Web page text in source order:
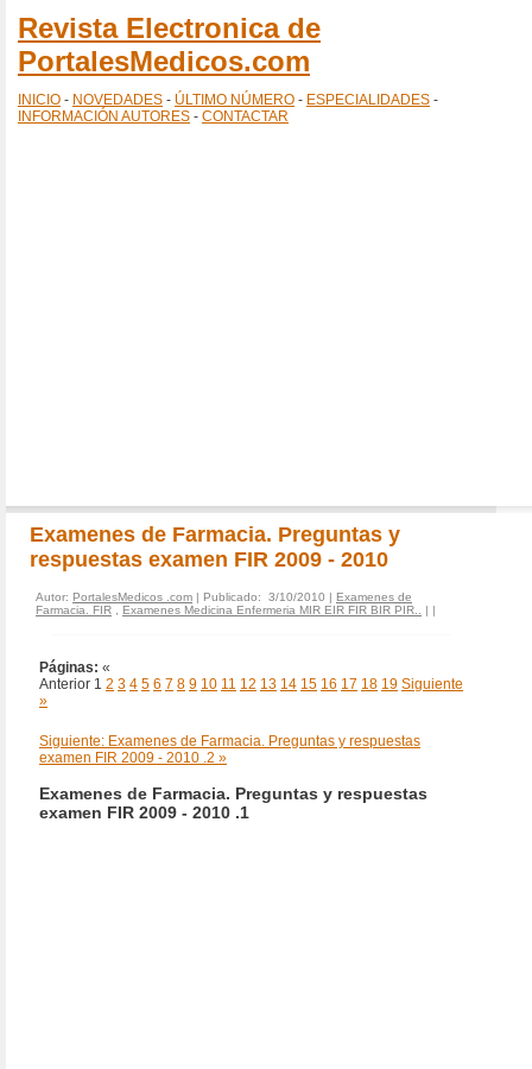
Revista Electronica de
PortalesMedicos.com
INICIO - NOVEDADES - ÚLTIMO NÚMERO - ESPECIALIDADES -
INFORMACIÓN AUTORES - CONTACTAR
Examenes de Farmacia. Preguntas y
respuestas examen FIR 2009 - 2010
Autor: PortalesMedicos .com | Publicado: 3/10/2010 | Examenes de
Farmacia. FIR
Examenes Medicina Enfermeria MIR EIR FIR BIR PIR.. | |
Páginas: «
Anterior 1 2 3 4 5 6 7 8 9 10 11 12 13 14 15 16 17 18 19 Siguiente
»
Siguiente: Examenes de Farmacia. Preguntas y respuestas
examen FIR 2009 - 2010 .2 »
Examenes de Farmacia. Preguntas y respuestas
examen FIR 2009 - 2010 .1